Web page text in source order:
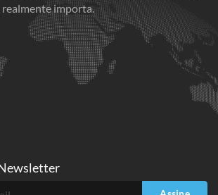
importa.